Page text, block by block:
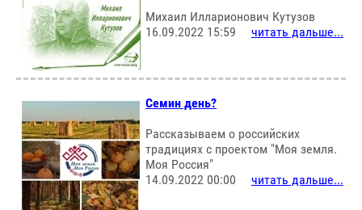
Михаил Илларионович Кутузов
16.09.2022 15:59
читать дальше...
Семин день?
Рассказываем о российских
традициях с проектом "Моя земля.
Моя Россия"
14.09.2022 00:00
читать дальше...